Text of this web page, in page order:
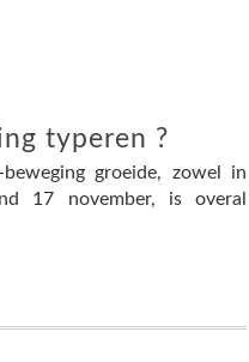
typeren ?
groeide, zowel in
17 november, is overal